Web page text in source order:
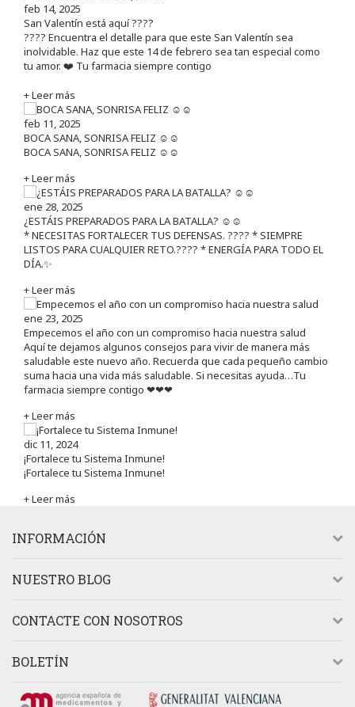
feb 14, 2025
San Valentín está aquí ????
???? Encuentra el detalle para que este San Valentín sea
inolvidable. Haz que este 14 de febrero sea tan especial como
tu amor. ❤️ Tu farmacia siempre contigo
+ Leer más
feb 11, 2025
BOCA SANA, SONRISA FELIZ ☺️☺️
BOCA SANA, SONRISA FELIZ ☺️☺️
+ Leer más
ene 28, 2025
¿ESTÁIS PREPARADOS PARA LA BATALLA? ☺️☺️
* NECESITAS FORTALECER TUS DEFENSAS. ????️ * SIEMPRE
LISTOS PARA CUALQUIER RETO.???? * ENERGÍA PARA TODO EL
DÍA.✨
+ Leer más
ene 23, 2025
Empecemos el año con un compromiso hacia nuestra salud
Aquí te dejamos algunos consejos para vivir de manera más
saludable este nuevo año. Recuerda que cada pequeño cambio
suma hacia una vida más saludable. Si necesitas ayuda…Tu
farmacia siempre contigo ❤❤❤
+ Leer más
dic 11, 2024
¡Fortalece tu Sistema Inmune!
¡Fortalece tu Sistema Inmune!
+ Leer más
INFORMACIÓN
NUESTRO BLOG
CONTACTE CON NOSOTROS
BOLETÍN